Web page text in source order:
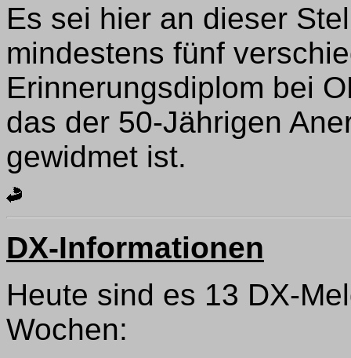
Es sei hier an dieser
mindestens fünf
Erinnerungsdiplom bei
das der 50-Jährigen
gewidmet ist.
DX-Informationen
Heute sind es 13 DX-
Wochen: